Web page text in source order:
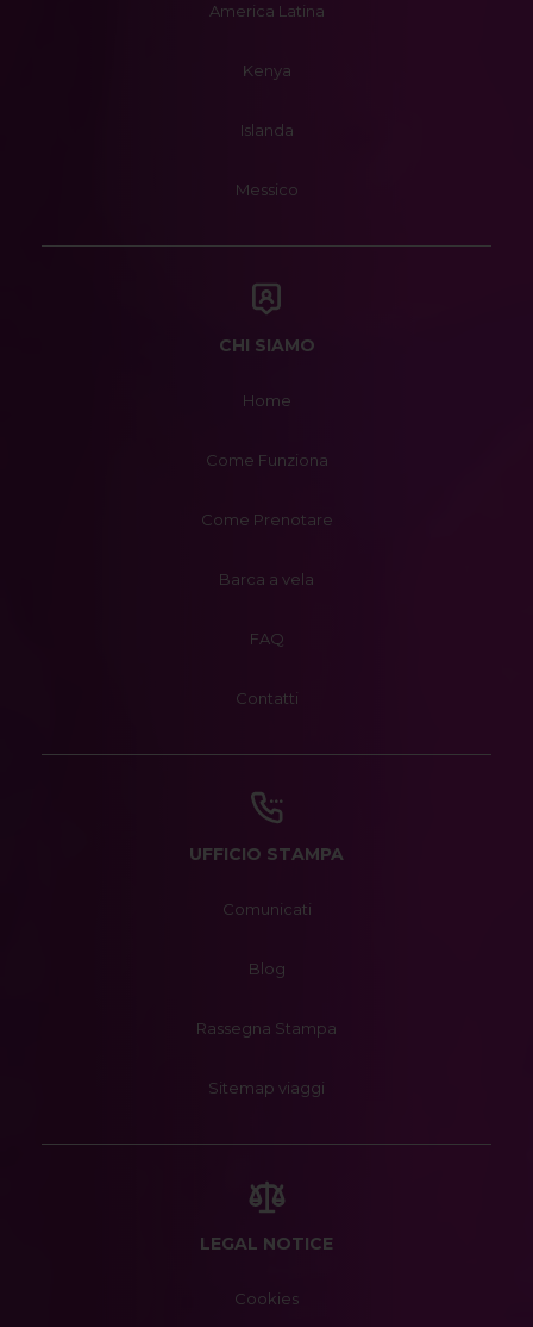
America Latina
Kenya
Islanda
Messico
CHI SIAMO
Home
Come Funziona
Come Prenotare
Barca a vela
FAQ
Contatti
UFFICIO STAMPA
Comunicati
Blog
Rassegna Stampa
Sitemap viaggi
LEGAL NOTICE
Cookies